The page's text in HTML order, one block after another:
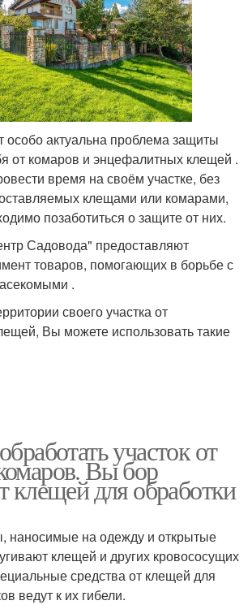
актуальна проблема защиты
от комаров и энцефалитных клещей .
время на своём участке, без
клещами или комарами,
позаботиться о защите от них.
Садовода" предоставляют
товаров, помогающих в борьбе с
.
своего участка от
Вы можете использовать такие
участок от
Вы бор
клещей для обработки
наносимые на одежду и открытые
клещей и других кровососущих
средства от клещей для
ведут к их гибели.